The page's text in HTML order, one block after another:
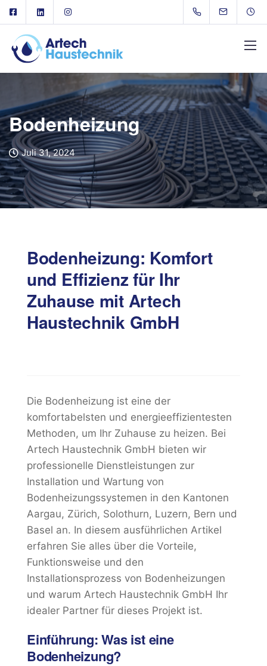
Bodenheizung
Juli 31, 2024
Bodenheizung: Komfort
und Effizienz für Ihr
Zuhause mit Artech
Haustechnik GmbH
Die Bodenheizung ist eine der
komfortabelsten und energieeffizientesten
Methoden, um Ihr Zuhause zu heizen. Bei
Artech Haustechnik GmbH bieten wir
professionelle Dienstleistungen zur
Installation und Wartung von
Bodenheizungssystemen in den Kantonen
Aargau, Zürich, Solothurn, Luzern, Bern und
Basel an. In diesem ausführlichen Artikel
erfahren Sie alles über die Vorteile,
Funktionsweise und den
Installationsprozess von Bodenheizungen
und warum Artech Haustechnik GmbH Ihr
idealer Partner für dieses Projekt ist.
Einführung: Was ist eine
Bodenheizung?